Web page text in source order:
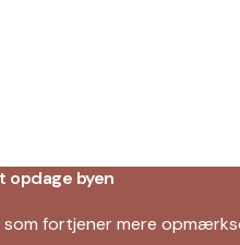
opdage byen
fortjener mere